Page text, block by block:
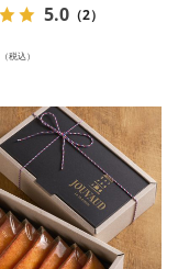
5.0 （2）
（税込）